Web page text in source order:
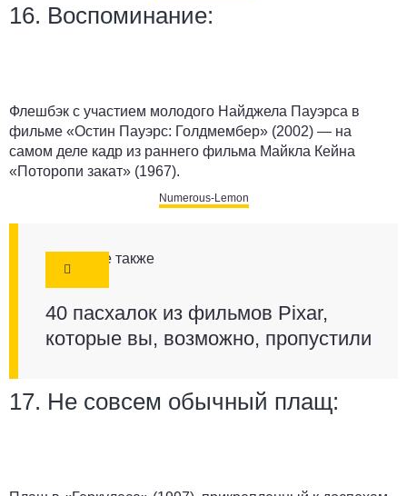
16. Воспоминание:
Флешбэк с участием молодого Найджела Пауэрса в
фильме «Остин Пауэрс: Голдмембер» (2002) — на
самом деле кадр из раннего фильма Майкла Кейна
«Поторопи закат» (1967).
Numerous-Lemon
Смотрите также
40 пасхалок из фильмов Pixar,
которые вы, возможно, пропустили
17. Не совсем обычный плащ: